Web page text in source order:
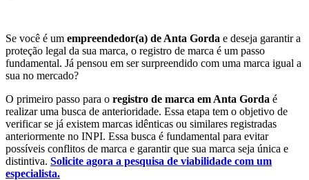
Se você é um empreendedor(a) de Anta Gorda e deseja garantir a
proteção legal da sua marca, o registro de marca é um passo
fundamental. Já pensou em ser surpreendido com uma marca igual a
sua no mercado?
O primeiro passo para o registro de marca em Anta Gorda é
realizar uma busca de anterioridade. Essa etapa tem o objetivo de
verificar se já existem marcas idênticas ou similares registradas
anteriormente no INPI. Essa busca é fundamental para evitar
possíveis conflitos de marca e garantir que sua marca seja única e
distintiva. Solicite agora a pesquisa de viabilidade com um
especialista.